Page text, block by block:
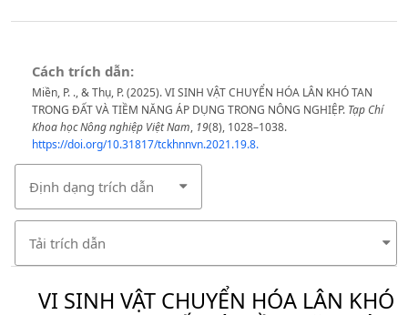
Cách trích dẫn:
Miền, P. ., & Thụ, P. (2025). VI SINH VẬT CHUYỂN HÓA LÂN KHÓ TAN
TRONG ĐẤT VÀ TIỀM NĂNG ÁP DỤNG TRONG NÔNG NGHIỆP. Tạp Chí
Khoa học Nông nghiệp Việt Nam, 19(8), 1028–1038.
https://doi.org/10.31817/tckhnnvn.2021.19.8.
Định dạng trích dẫn
Tải trích dẫn
VI SINH VẬT CHUYỂN HÓA LÂN KHÓ